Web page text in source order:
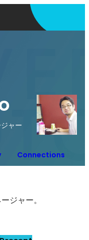
ャー
Connections
ジャー。